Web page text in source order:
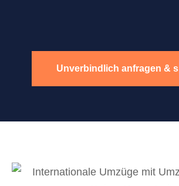
Unverbindlich anfragen &